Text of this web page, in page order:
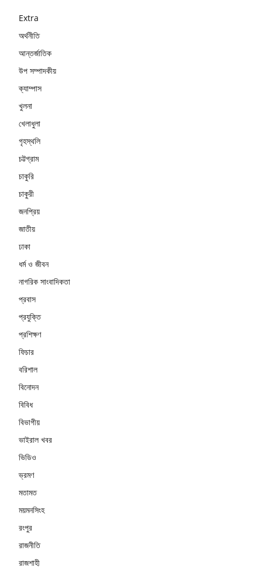
Extra
অর্থনীতি
আন্তর্জাতিক
উপ সম্পাদকীয়
ক্যাম্পাস
খুলনা
খেলাধুলা
গৃহস্থলি
চট্টগ্রাম
চাকুরি
চাকুরী
জনপ্রিয়
জাতীয়
ঢাকা
ধর্ম ও জীবন
নাগরিক সাংবাদিকতা
প্রবাস
প্রযুক্তি
প্রশিক্ষণ
ফিচার
বরিশাল
বিনোদন
বিবিধ
বিভাগীয়
ভাইরাল খবর
ভিডিও
ভ্রমণ
মতামত
ময়মনসিংহ
রংপুর
রাজনীতি
রাজশাহী